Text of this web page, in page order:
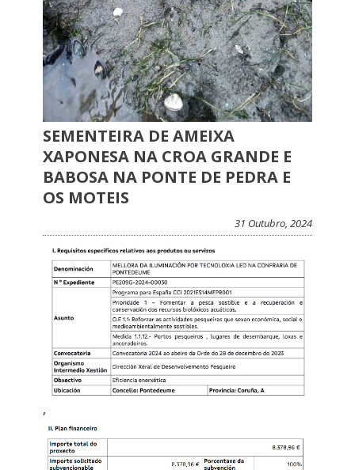
SEMENTEIRA DE AMEIXA
XAPONESA NA CROA GRANDE E
BABOSA NA PONTE DE PEDRA E
OS MOTEIS
31 Outubro, 2024
,